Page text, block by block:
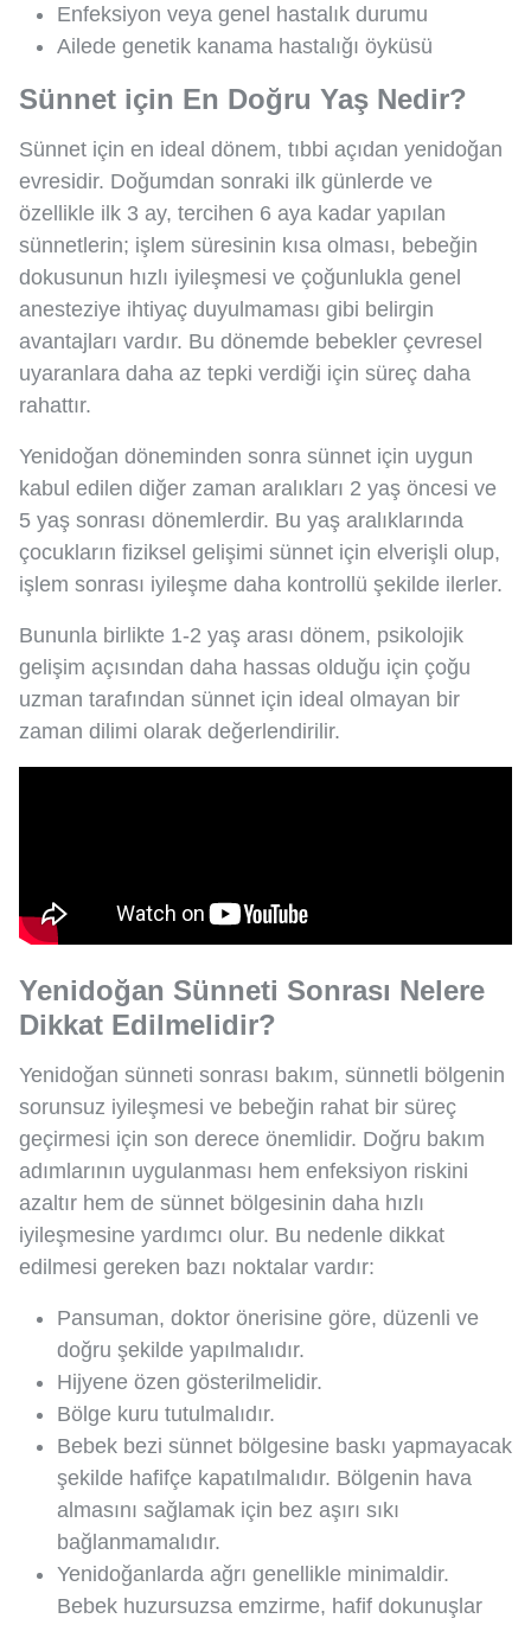
Enfeksiyon veya genel hastalık durumu
Ailede genetik kanama hastalığı öyküsü
Sünnet için En Doğru Yaş Nedir?
Sünnet için en ideal dönem, tıbbi açıdan yenidoğan
evresidir. Doğumdan sonraki ilk günlerde ve
özellikle ilk 3 ay, tercihen 6 aya kadar yapılan
sünnetlerin; işlem süresinin kısa olması, bebeğin
dokusunun hızlı iyileşmesi ve çoğunlukla genel
anesteziye ihtiyaç duyulmaması gibi belirgin
avantajları vardır. Bu dönemde bebekler çevresel
uyaranlara daha az tepki verdiği için süreç daha
rahattır.
Yenidoğan döneminden sonra sünnet için uygun
kabul edilen diğer zaman aralıkları 2 yaş öncesi ve
5 yaş sonrası dönemlerdir. Bu yaş aralıklarında
çocukların fiziksel gelişimi sünnet için elverişli olup,
işlem sonrası iyileşme daha kontrollü şekilde ilerler.
Bununla birlikte 1-2 yaş arası dönem, psikolojik
gelişim açısından daha hassas olduğu için çoğu
uzman tarafından sünnet için ideal olmayan bir
zaman dilimi olarak değerlendirilir.
Yenidoğan Sünneti Sonrası Nelere
Dikkat Edilmelidir?
Yenidoğan sünneti sonrası bakım, sünnetli bölgenin
sorunsuz iyileşmesi ve bebeğin rahat bir süreç
geçirmesi için son derece önemlidir. Doğru bakım
adımlarının uygulanması hem enfeksiyon riskini
azaltır hem de sünnet bölgesinin daha hızlı
iyileşmesine yardımcı olur. Bu nedenle dikkat
edilmesi gereken bazı noktalar vardır:
Pansuman, doktor önerisine göre, düzenli ve
doğru şekilde yapılmalıdır.
Hijyene özen gösterilmelidir.
Bölge kuru tutulmalıdır.
Bebek bezi sünnet bölgesine baskı yapmayacak
şekilde hafifçe kapatılmalıdır. Bölgenin hava
almasını sağlamak için bez aşırı sıkı
bağlanmamalıdır.
Yenidoğanlarda ağrı genellikle minimaldir.
Bebek huzursuzsa emzirme, hafif dokunuşlar